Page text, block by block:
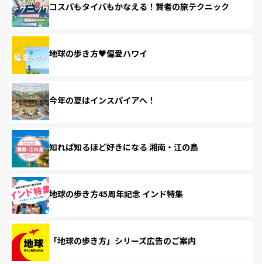
コスパもタイパもかなえる！賢者の旅テクニック
地球の歩き方♥偏愛ハワイ
今年の夏はインスパイアへ！
知れば知るほど好きになる 湘南・江の島
地球の歩き方45周年記念 インド特集
「地球の歩き方」シリーズ広告のご案内